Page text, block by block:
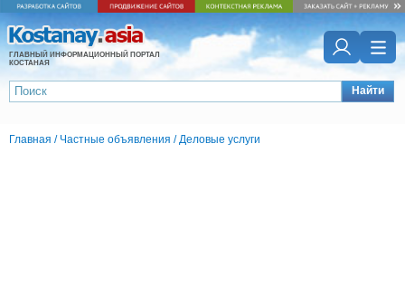
ГЛАВНЫЙ ИНФОРМАЦИОННЫЙ ПОРТАЛ
КОСТАНАЯ
Найти
Главная / Частные объявления /Деловые услуги